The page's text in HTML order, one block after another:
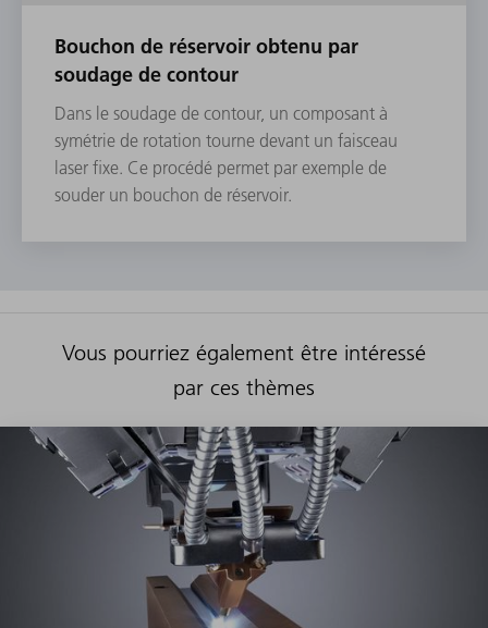
Bouchon de réservoir obtenu par
soudage de contour
Dans le soudage de contour, un composant à
symétrie de rotation tourne devant un faisceau
laser fixe. Ce procédé permet par exemple de
souder un bouchon de réservoir.
Vous pourriez également être intéressé
par ces thèmes